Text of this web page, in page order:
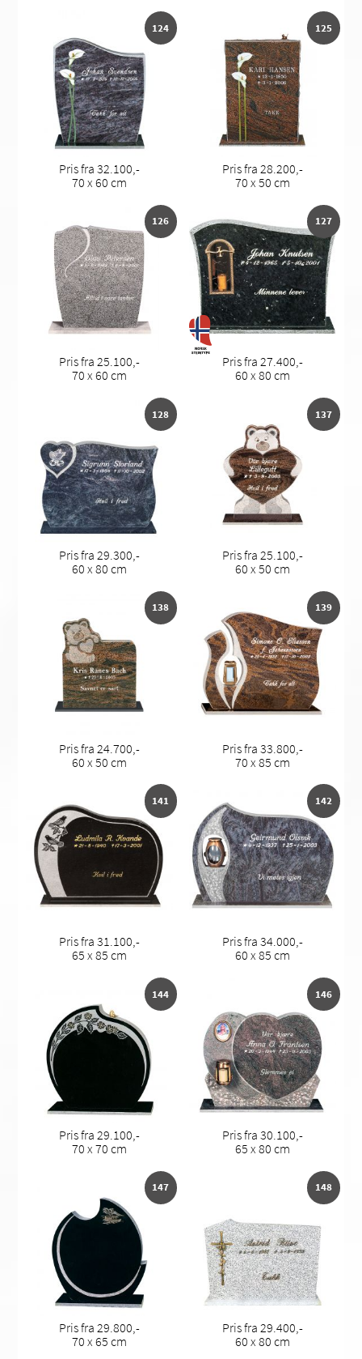
124
Pris fra 32.100,-
70 x 60 cm
125
Pris fra 28.200,-
70 x 50 cm
126
Pris fra 25.100,-
70 x 60 cm
127
Pris fra 27.400,-
60 x 80 cm
128
Pris fra 29.300,-
60 x 80 cm
137
Pris fra 25.100,-
60 x 50 cm
138
Pris fra 24.700,-
60 x 50 cm
139
Pris fra 33.800,-
70 x 85 cm
141
Pris fra 31.100,-
65 x 85 cm
142
Pris fra 34.000,-
60 x 85 cm
144
Pris fra 29.100,-
70 x 70 cm
146
Pris fra 30.100,-
65 x 80 cm
147
Pris fra 29.800,-
70 x 65 cm
148
Pris fra 29.400,-
60 x 80 cm